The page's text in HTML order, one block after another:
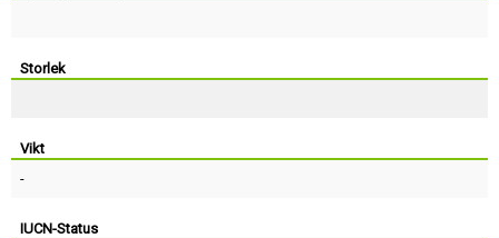
Storlek
Vikt
-
IUCN-Status